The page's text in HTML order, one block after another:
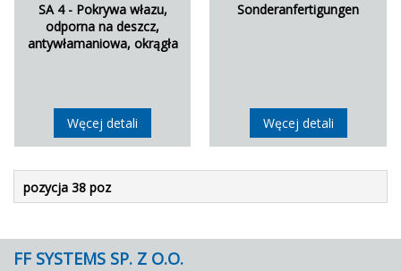
SA 4 - Pokrywa włazu,
odporna na deszcz,
antywłamaniowa, okrągła
Węcej detali
Sonderanfertigungen
Węcej detali
pozycja 38 poz
FF SYSTEMS SP. Z O.O.